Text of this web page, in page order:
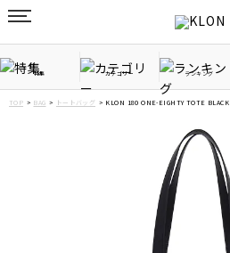
特集 カテゴリー ランキング
TOP BAG トートバッグ KLON 180 ONE-EIGHTY TOTE BLACK